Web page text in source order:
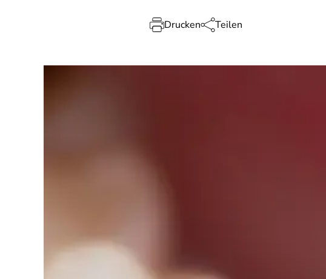
Drucken Teilen